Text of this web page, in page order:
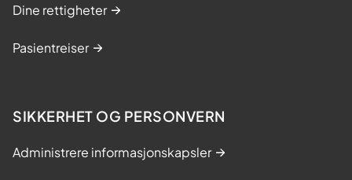
Dine rettigheter
Pasientreiser
SIKKERHET OG PERSONVERN
Administrere informasjonskapsler